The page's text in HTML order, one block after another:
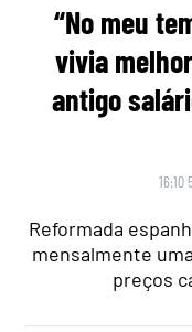
“No meu
vivia
antigo
16:10
Reformada
mensalmente
preços